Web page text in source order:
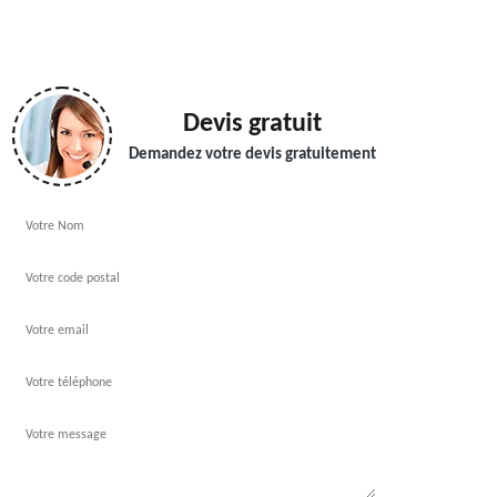
Devis gratuit
Demandez votre devis gratuitement